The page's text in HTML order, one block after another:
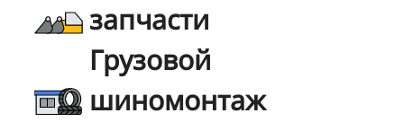
запчасти
Грузовой
шиномонтаж